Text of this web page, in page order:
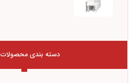
دسته بندی محصولات